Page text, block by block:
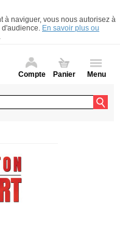
à naviguer, vous nous autorisez à
d'audience. En savoir plus ou
.
Compte Panier Menu